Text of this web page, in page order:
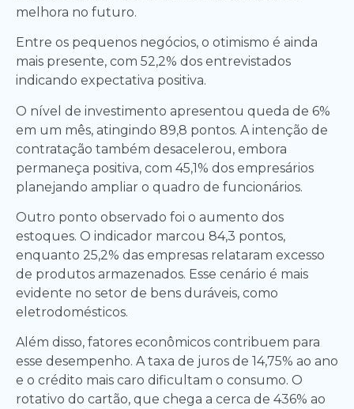
melhora no futuro.
Entre os pequenos negócios, o otimismo é ainda
mais presente, com 52,2% dos entrevistados
indicando expectativa positiva.
O nível de investimento apresentou queda de 6%
em um mês, atingindo 89,8 pontos. A intenção de
contratação também desacelerou, embora
permaneça positiva, com 45,1% dos empresários
planejando ampliar o quadro de funcionários.
Outro ponto observado foi o aumento dos
estoques. O indicador marcou 84,3 pontos,
enquanto 25,2% das empresas relataram excesso
de produtos armazenados. Esse cenário é mais
evidente no setor de bens duráveis, como
eletrodomésticos.
Além disso, fatores econômicos contribuem para
esse desempenho. A taxa de juros de 14,75% ao ano
e o crédito mais caro dificultam o consumo. O
rotativo do cartão, que chega a cerca de 436% ao